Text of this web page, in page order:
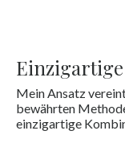
Mein Ansatz
bewährten
einzigartige